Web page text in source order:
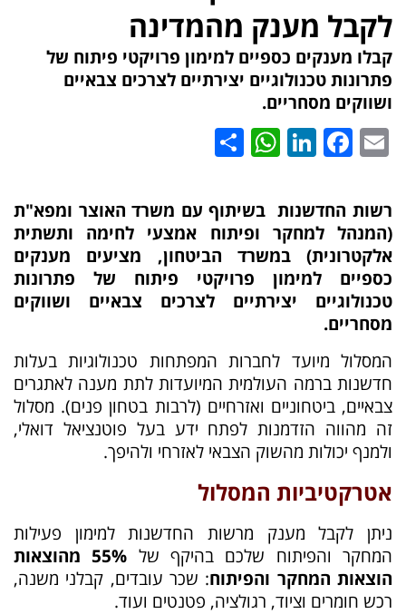
לקבל מענק מהמדינה
קבלו מענקים כספיים למימון פרויקטי פיתוח של
פתרונות טכנולוגיים יצירתיים לצרכים צבאיים
ושווקים מסחריים.
Email
Facebook
LinkedIn
WhatsApp
רשות החדשנות בשיתוף עם משרד האוצר ומפא"ת
(המנהל למחקר ופיתוח אמצעי לחימה ותשתית
אלקטרונית) במשרד הביטחון, מציעים מענקים
כספיים למימון פרויקטי פיתוח של פתרונות
טכנולוגיים יצירתיים לצרכים צבאיים ושווקים
מסחריים.
המסלול מיועד לחברות המפתחות טכנולוגיות בעלות
חדשנות ברמה העולמית המיועדות לתת מענה לאתגרים
צבאיים, ביטחוניים ואזרחיים (לרבות בטחון פנים). מסלול
זה מהווה הזדמנות לפתח ידע בעל פוטנציאל דואלי,
ולמנף יכולות מהשוק הצבאי לאזרחי ולהיפך.
אטרקטיביות המסלול
ניתן לקבל מענק מרשות החדשנות למימון פעילות
המחקר והפיתוח שלכם בהיקף של
55% מהוצאות
הוצאות המחקר והפיתוח: שכר עובדים, קבלני משנה,
רכש חומרים וציוד, רגולציה, פטנטים ועוד.